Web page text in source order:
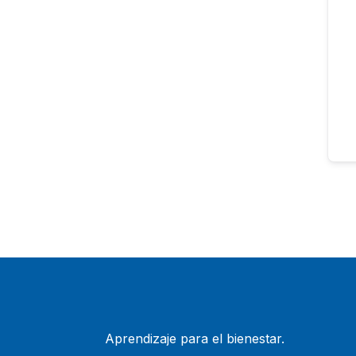
Aprendizaje para el bienestar.